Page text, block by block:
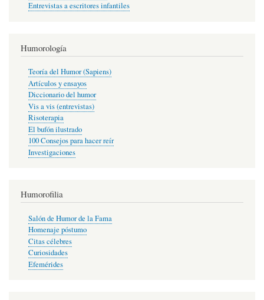
Entrevistas a escritores infantiles
Humorología
Teoría del Humor (Sapiens)
Artículos y ensayos
Diccionario del humor
Vis a vis (entrevistas)
Risoterapia
El bufón ilustrado
100 Consejos para hacer reír
Investigaciones
Humorofilia
Salón de Humor de la Fama
Homenaje póstumo
Citas célebres
Curiosidades
Efemérides